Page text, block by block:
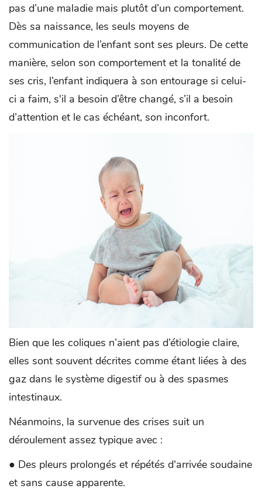
pas d’une maladie mais plutôt d’un comportement.
Dès sa naissance, les seuls moyens de
communication de l’enfant sont ses pleurs. De cette
manière, selon son comportement et la tonalité de
ses cris, l’enfant indiquera à son entourage si celui-
ci a faim, s'il a besoin d’être changé, s’il a besoin
d’attention et le cas échéant, son inconfort.
Bien que les coliques n’aient pas d’étiologie claire,
elles sont souvent décrites comme étant liées à des
gaz dans le système digestif ou à des spasmes
intestinaux.
Néanmoins, la survenue des crises suit un
déroulement assez typique avec :
● Des pleurs prolongés et répétés d'arrivée soudaine
et sans cause apparente.